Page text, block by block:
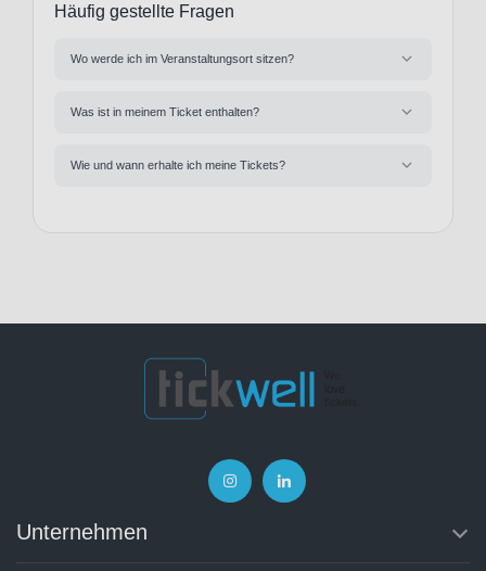
Häufig gestellte Fragen
Wo werde ich im Veranstaltungsort sitzen?
Was ist in meinem Ticket enthalten?
Wie und wann erhalte ich meine Tickets?
Unternehmen